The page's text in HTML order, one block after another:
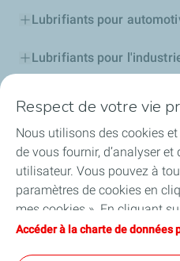
Lubrifiants pour
Lubrifiants pour
Bitumes
Services
Aide et Conseils
Respect de votre vie
Nous utilisons des cookies
de vous fournir, d’analyser et
utilisateur. Vous pouvez à
paramètres de cookies en
mes cookies ». En cliquant
vous acceptez le dépôt de
Accéder à la charte de données